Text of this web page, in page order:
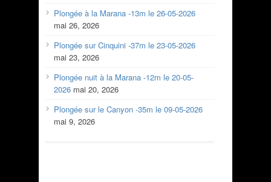
Plongée à la Marana -13m le 26-05-2026
mai 26, 2026
Plongée sur Cinquini -37m le 23-05-2026
mai 23, 2026
Plongée nuit à la Marana -12m le 20-05-
2026 mai 20, 2026
Plongée sur le Canyon -35m le 09-05-2026
mai 9, 2026